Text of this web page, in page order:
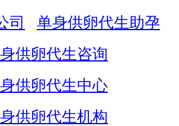
司
单身供卵代生助孕
供卵代生咨询
供卵代生中心
供卵代生机构